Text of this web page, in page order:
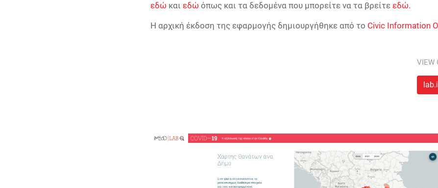
εδώ και εδώ όπως και τα δεδομένα που μπορείτε να τα βρείτε εδώ.
Η αρχική έκδοση της εφαρμογής δημιουργήθηκε από τo Civic Information
VIEW